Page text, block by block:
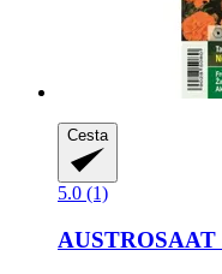
Cesta
5.0 (1)
AUSTROSAAT